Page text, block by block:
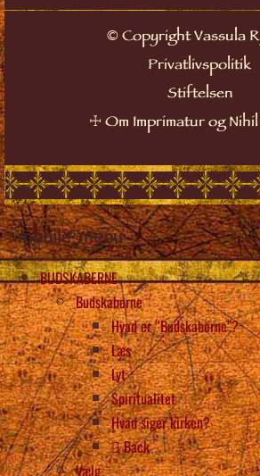
©Copyright Vassula
Privatlivspolitik
Stiftelsen
☩ Om Imprimatur og
mobile_menu
BUDSKABERNE
Budskaberne
Hvad er “Budskaberne”?
Læs
Lyt
Spiritualitet
Hvad siger kirken?
Back
Vælg